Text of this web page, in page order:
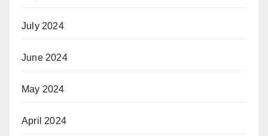
July 2024
June 2024
May 2024
April 2024